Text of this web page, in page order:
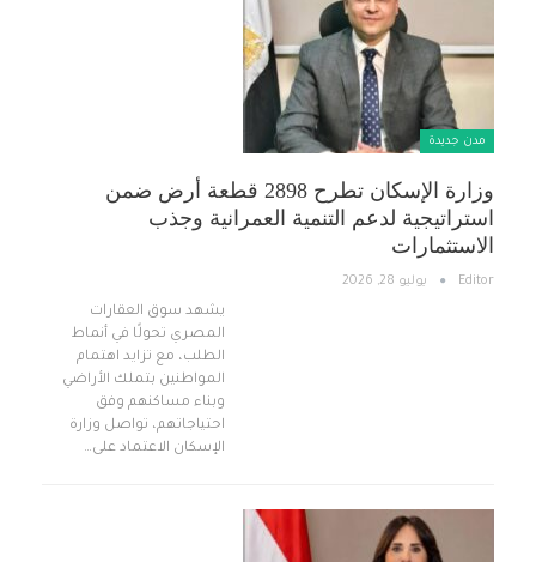
مدن جديدة
وزارة الإسكان تطرح 2898 قطعة أرض ضمن
استراتيجية لدعم التنمية العمرانية وجذب
الاستثمارات
Editor يوليو 28, 2026
يشهد سوق العقارات
المصري تحولًا في أنماط
الطلب، مع تزايد اهتمام
المواطنين بتملك الأراضي
وبناء مساكنهم وفق
احتياجاتهم، تواصل وزارة
الإسكان الاعتماد على…